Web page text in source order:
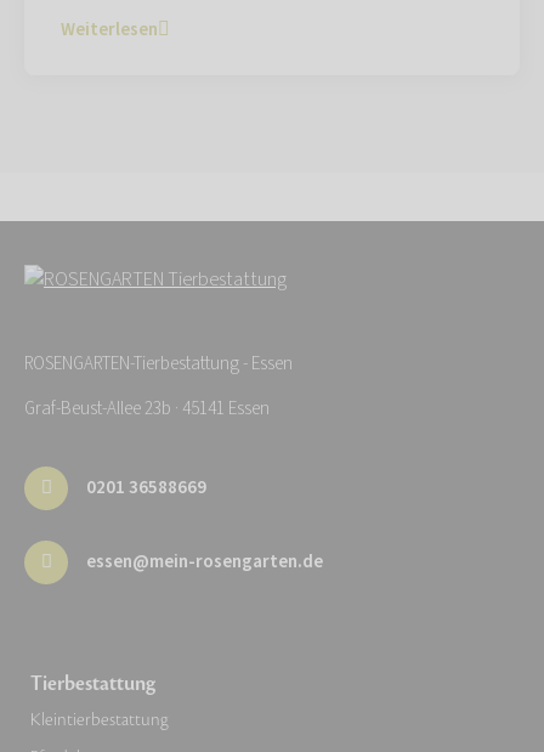
Weiterlesen
ROSENGARTEN-Tierbestattung - Essen
Graf-Beust-Allee 23b · 45141 Essen
0201 36588669
essen@mein-rosengarten.de
Tierbestattung
Kleintierbestattung